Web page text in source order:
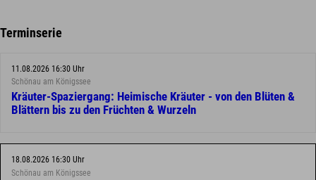
Terminserie
11.08.2026 16:30 Uhr
Schönau am Königssee
Kräuter-Spaziergang: Heimische Kräuter - von den Blüten &
Blättern bis zu den Früchten & Wurzeln
18.08.2026 16:30 Uhr
Schönau am Königssee